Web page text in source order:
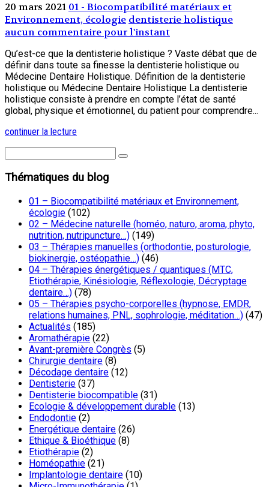
20 mars 2021 01 - Biocompatibilité matériaux et
Environnement, écologie dentisterie holistique
aucun commentaire pour l'instant
Qu’est-ce que la dentisterie holistique ? Vaste débat que de
définir dans toute sa finesse la dentisterie holistique ou
Médecine Dentaire Holistique. Définition de la dentisterie
holistique ou Médecine Dentaire Holistique La dentisterie
holistique consiste à prendre en compte l’état de santé
global, physique et émotionnel, du patient pour comprendre...
continuer la lecture
Thématiques du blog
01 – Biocompatibilité matériaux et Environnement,
écologie (102)
02 – Médecine naturelle (homéo, naturo, aroma, phyto,
nutrition, nutripuncture…) (149)
03 – Thérapies manuelles (orthodontie, posturologie,
biokinergie, ostéopathie…) (46)
04 – Thérapies énergétiques / quantiques (MTC,
Etiothérapie, Kinésiologie, Réflexologie, Décryptage
dentaire…) (78)
05 – Thérapies psycho-corporelles (hypnose, EMDR,
relations humaines, PNL, sophrologie, méditation…) (47)
Actualités (185)
Aromathérapie (22)
Avant-première Congrès (5)
Chirurgie dentaire (8)
Décodage dentaire (12)
Dentisterie (37)
Dentisterie biocompatible (31)
Ecologie & développement durable (13)
Endodontie (2)
Energétique dentaire (26)
Ethique & Bioéthique (8)
Etiothérapie (2)
Homéopathie (21)
Implantologie dentaire (10)